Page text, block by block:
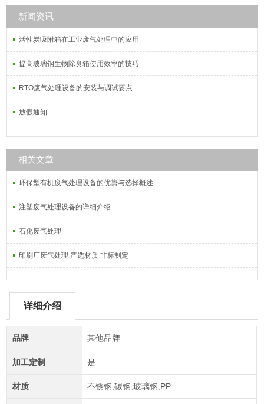
新闻资讯
活性炭吸附箱在工业废气处理中的应用
提高玻璃钢生物除臭箱使用效率的技巧
RTO废气处理设备的安装与调试要点
放假通知
相关文章
环保型有机废气处理设备的优势与选择概述
注塑废气处理设备的详细介绍
石化废气处理
印刷厂废气处理 严选材质 非标制定
详细介绍
品牌 其他品牌
加工定制 是
材质 不锈钢,碳钢,玻璃钢,PP